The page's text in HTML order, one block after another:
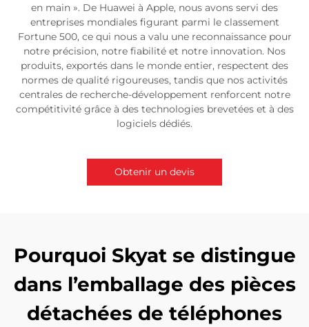
en main ». De Huawei à Apple, nous avons servi des
entreprises mondiales figurant parmi le classement
Fortune 500, ce qui nous a valu une reconnaissance pour
notre précision, notre fiabilité et notre innovation. Nos
produits, exportés dans le monde entier, respectent des
normes de qualité rigoureuses, tandis que nos activités
centrales de recherche-développement renforcent notre
compétitivité grâce à des technologies brevetées et à des
logiciels dédiés.
Obtenir un devis
Pourquoi Skyat se distingue
dans l’emballage des pièces
détachées de téléphones